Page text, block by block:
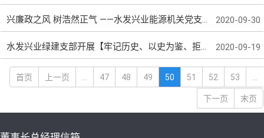
兴廉政之风 树浩然正气 ——水发兴业能源机关党支部开展廉政教育党课 2020-09-30
水发兴业绿建支部开展【牢记历史、以史为鉴、拒腐防变、加强党风廉政建设】系列主题党日活动 2020-09-19
首页 上一页 47 48 49 50 51 52 53
下一页 末页